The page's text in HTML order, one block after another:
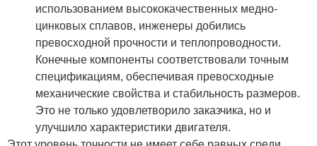
использованием высококачественных медно-
цинковых сплавов, инженеры добились
превосходной прочности и теплопроводности.
Конечные компоненты соответствовали точным
спецификациям, обеспечивая превосходные
механические свойства и стабильность размеров.
Это не только удовлетворило заказчика, но и
улучшило характеристики двигателя.